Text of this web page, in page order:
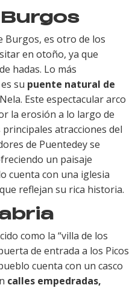
Burgos, es otro de los
en otoño, ya que
hadas. Lo más
su puente natural de
Este espectacular arco
la erosión a lo largo de
atracciones del
de Puentedey se
un paisaje
cuenta con una iglesia
reflejan su rica historia.
como la “villa de los
de entrada a los Picos
cuenta con un casco
calles empedradas,